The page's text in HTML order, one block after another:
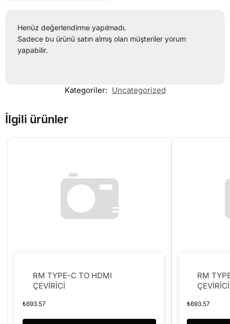
Henüz değerlendirme yapılmadı.
Sadece bu ürünü satın almış olan müşteriler yorum
yapabilir.
Kategoriler: Uncategorized
İlgili ürünler
RM TYPE-C TO HDMI
ÇEVİRİCİ
₺693.57
RM
ÇEVİRİCİ
₺693.57